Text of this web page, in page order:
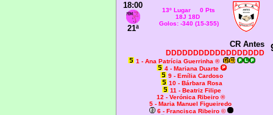
18:00
21ª
13º Lugar 0 Pts
18J 18D
Golos: -340 (15-355)
CR Antes
DDDDDDDDDDDDDDDDDD
1 - Ana Patrícia Guerrinha ®
4 - Mariana Duarte
9 - Emília Cardoso
10 - Bárbara Rosa
11 - Beatriz Filipe
12 - Verónica Ribeiro ®
5 - Maria Manuel Figueiredo
6 - Francisca Ribeiro ©